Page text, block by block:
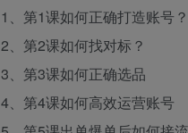
1、第1课如何正确打造账号？
2、第2课如何找对标？
3、第3课如何正确选品
4、第4课如何高效运营账号